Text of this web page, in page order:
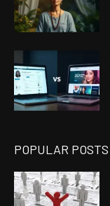
POPULAR POSTS